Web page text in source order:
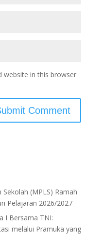
website in this browser
(MPLS) Ramah
Pelajaran 2026/2027
I Bersama TNI:
melalui Pramuka yang